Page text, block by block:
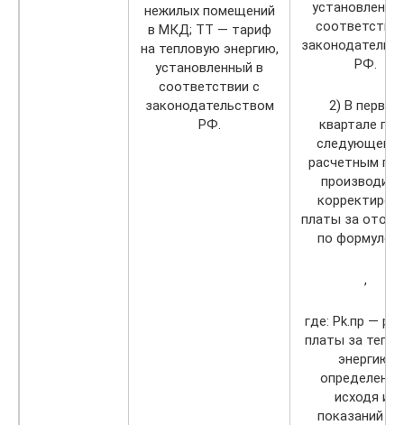
нежилых помещений
в МКД; TT — тариф
на тепловую энергию,
установленный в
соответствии с
законодательством
РФ.
РФ.
2) В первом
квартале
следующего
расчетным
платы за
по формуле
,
где: Pk.пр —
платы за
энергию,
исходя из
показаний